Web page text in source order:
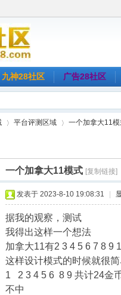
九神28社区 广告28社区
平台评测区域
›
一个加拿大11
一个加拿大11模式 [复制链接]
发表于 2023-8-10 19:08:31
据我的观察，测试
我得出这样一个想法
加拿大11有2 3 4 5 6 7 8 9
这样设计模式的时候就很简
1 2 3 4 5 6 8 9 共计24金
不中